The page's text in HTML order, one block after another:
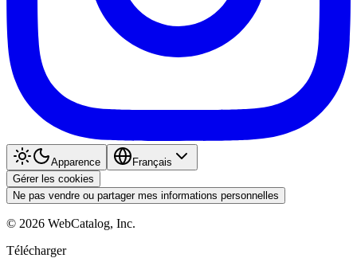
Apparence
Français
Gérer les cookies
Ne pas vendre ou partager mes informations personnelles
© 2026 WebCatalog, Inc.
Télécharger